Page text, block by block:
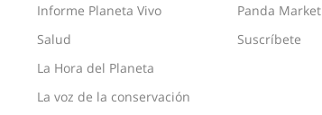
Informe Planeta Vivo
Salud
La Hora del Planeta
La voz de la conservación
Panda Market
Suscríbete